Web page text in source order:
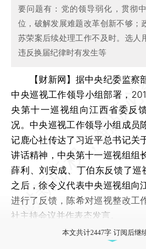
要问题有：党的领导弱化，贯彻
位，破解发展难题改革创新不够；
苏荣案后续处理工作不及时。选人
违反换届纪律时有发生等
【财新网】 据中央纪委监察
中央巡视工作领导小组部署，
央第十一巡视组向江西省委反
况。中央巡视工作领导小组成员
记鹿心社传达了习近平总书记关
讲话精神，中央第十一巡视组组
薛利、刘安成、丁伯东反馈了巡
之后，徐令义代表中央巡视组向
进行了反馈，陈希对巡视整改工
社主持会议并作表态发言。
本文共计2447字 订阅后继